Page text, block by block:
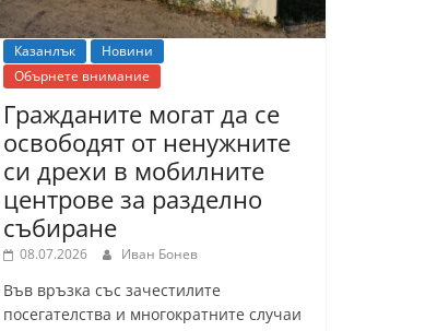
Казанлък
Новини
Обърнете внимание
Гражданите могат да се
освободят от ненужните
си дрехи в мобилните
центрове за разделно
събиране
08.07.2026 Иван Бонев
Във връзка със зачестилите
посегателства и многократните случаи